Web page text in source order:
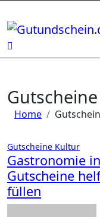
Inhalt
springen
Gutscheine
Home
Gutscheine Kultur
Gastronomie
Gutscheine
füllen